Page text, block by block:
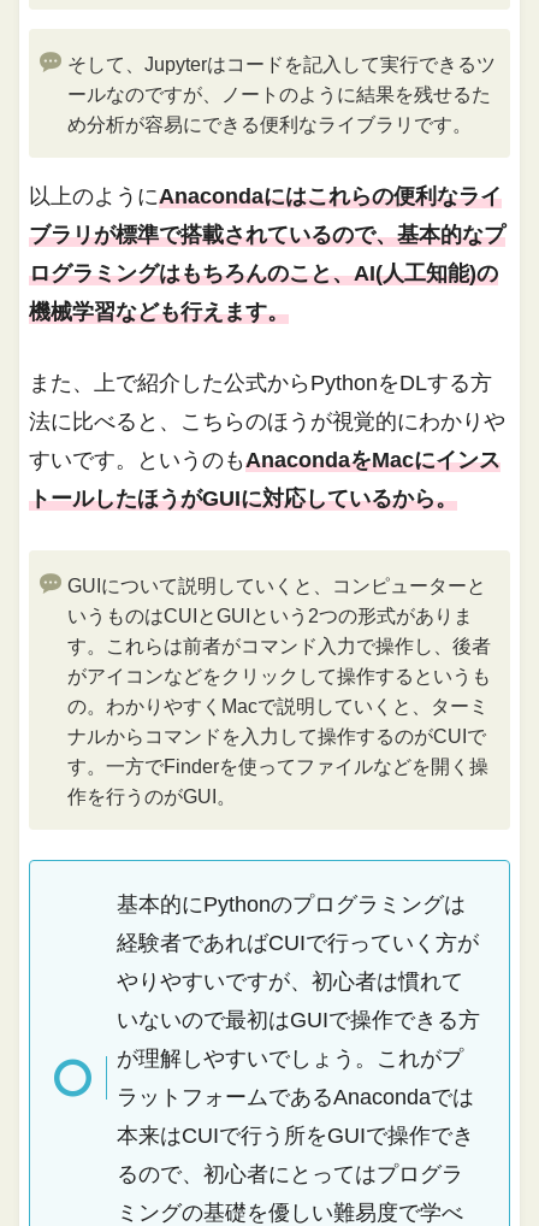
そして、Jupyterはコードを記入して実行できるツ
ールなのですが、ノートのように結果を残せるた
め分析が容易にできる便利なライブラリです。
以上のようにAnacondaにはこれらの便利なライ
ブラリが標準で搭載されているので、基本的なプ
ログラミングはもちろんのこと、AI(人工知能)の
機械学習なども行えます。
また、上で紹介した公式からPythonをDLする方
法に比べると、こちらのほうが視覚的にわかりや
すいです。というのもAnacondaをMacにインス
トールしたほうがGUIに対応しているから。
GUIについて説明していくと、コンピューターと
いうものはCUIとGUIという2つの形式がありま
す。これらは前者がコマンド入力で操作し、後者
がアイコンなどをクリックして操作するというも
の。わかりやすくMacで説明していくと、ターミ
ナルからコマンドを入力して操作するのがCUIで
す。一方でFinderを使ってファイルなどを開く操
作を行うのがGUI。
基本的にPythonのプログラミングは
経験者であればCUIで行っていく方が
やりやすいですが、初心者は慣れて
いないので最初はGUIで操作できる方
が理解しやすいでしょう。これがプ
ラットフォームであるAnacondaでは
本来はCUIで行う所をGUIで操作でき
るので、初心者にとってはプログラ
ミングの基礎を優しい難易度で学べ